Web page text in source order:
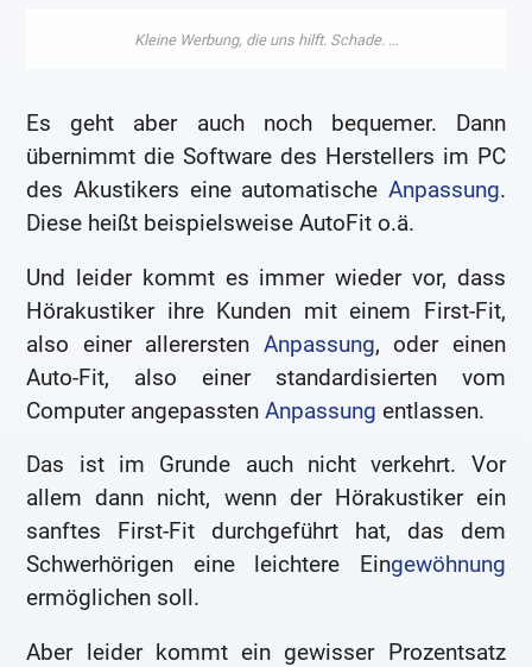
Es geht aber auch noch bequemer. Dann
übernimmt die Software des Herstellers im PC
des Akustikers eine automatische Anpassung.
Diese heißt beispielsweise AutoFit o.ä.
Und leider kommt es immer wieder vor, dass
Hörakustiker ihre Kunden mit einem First-Fit,
also einer allerersten Anpassung, oder einen
Auto-Fit, also einer standardisierten vom
Computer angepasstenAnpassung entlassen.
Das ist im Grunde auch nicht verkehrt. Vor
allem dann nicht, wenn der Hörakustiker ein
sanftes First-Fit durchgeführt hat, das dem
Schwerhörigen eine leichtere Eingewöhnung
ermöglichen soll.
Aber leider kommt ein gewisser Prozentsatz